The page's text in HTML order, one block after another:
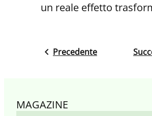
un reale effetto
Precedente
MAGAZINE